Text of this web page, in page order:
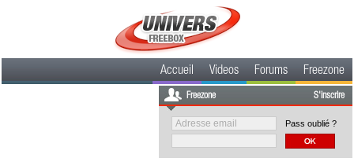
Accueil Videos Forums Freezone
Freezone S'inscrire
Pass oublié ?